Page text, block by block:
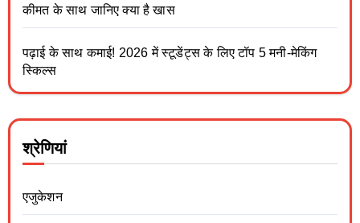
कीमत के साथ जानिए क्या है खास
पढ़ाई के साथ कमाई! 2026 में स्टूडेंट्स के लिए टॉप 5 मनी-मेकिंग
स्किल्स
श्रेणियां
एजुकेशन